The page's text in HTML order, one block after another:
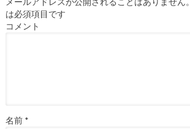
は必須項目です
コメント
名前 *